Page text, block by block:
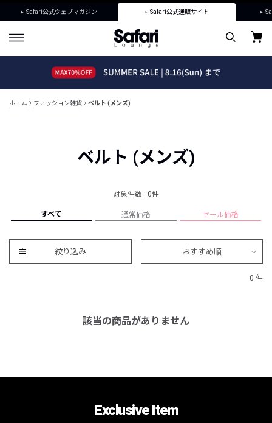
Safari公式ウェブマガジン Safari公式通販サイト
ホーム ファッション雑貨 ベルト (メンズ)
ベルト (メンズ)
対象件数 : 0件
すべて 通常価格 セール価格
絞り込み おすすめ順
0 件
該当の商品がありません
Exclusive Item